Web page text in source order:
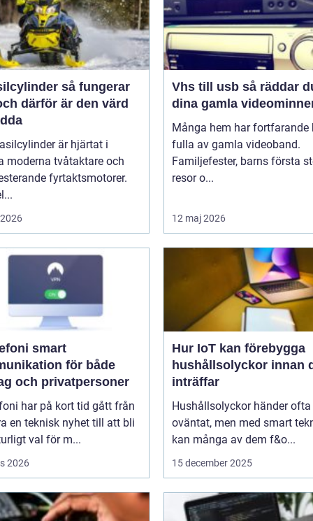
så fungerar
därför är den värd
är hjärtat i
moderna tvåtaktare och
fyrtaktsmotorer.
Vhs till usb så räddar du
dina gamla
Många hem har fortfarande
fulla av gamla videoband.
Familjefester, barns första
resor o...
12 maj 2026
smart
för både
och privatpersoner
har på kort tid gått från
en teknisk nyhet till att bli
val för m...
2026
Hur IoT kan förebygga
hushållsolyckor innan
inträffar
Hushållsolyckor händer ofta
oväntat, men med smart
kan många av dem f&o...
15 december 2025